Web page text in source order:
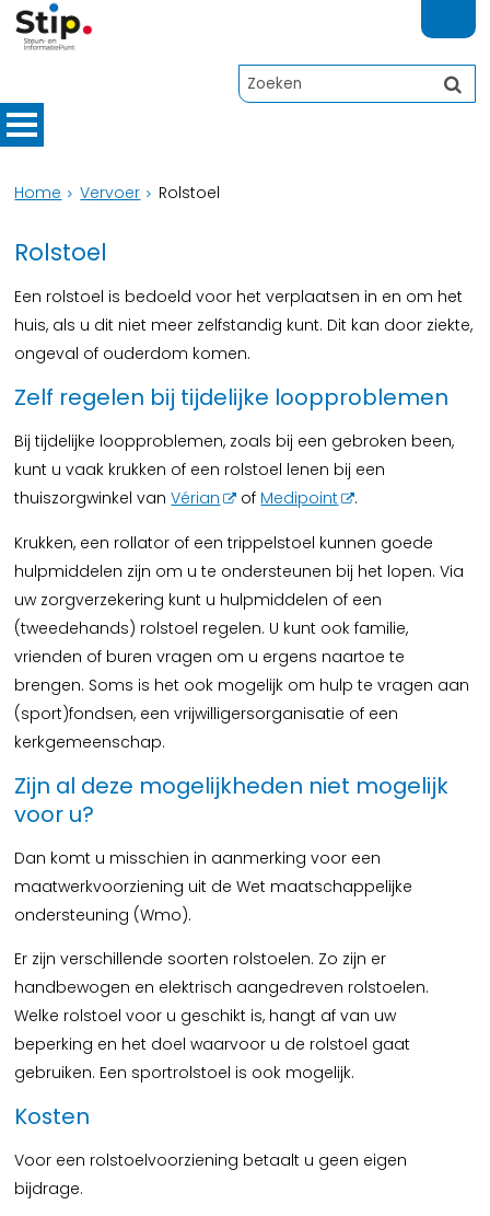
Home Vervoer Rolstoel
Rolstoel
Een rolstoel is bedoeld voor het verplaatsen in en om het
huis, als u dit niet meer zelfstandig kunt. Dit kan door ziekte,
ongeval of ouderdom komen.
Zelf regelen bij tijdelijke loopproblemen
Bij tijdelijke loopproblemen, zoals bij een gebroken been,
kunt u vaak krukken of een rolstoel lenen bij een
thuiszorgwinkel vanVérian of Medipoint .
Krukken, een rollator of een trippelstoel kunnen goede
hulpmiddelen zijn om u te ondersteunen bij het lopen. Via
uw zorgverzekering kunt u hulpmiddelen of een
(tweedehands) rolstoel regelen. U kunt ook familie,
vrienden of buren vragen om u ergens naartoe te
brengen. Soms is het ook mogelijk om hulp te vragen aan
(sport)fondsen, een vrijwilligersorganisatie of een
kerkgemeenschap.
Zijn al deze mogelijkheden niet mogelijk
voor u?
Dan komt u misschien in aanmerking voor een
maatwerkvoorziening uit de Wet maatschappelijke
ondersteuning (Wmo).
Er zijn verschillende soorten rolstoelen. Zo zijn er
handbewogen en elektrisch aangedreven rolstoelen.
Welke rolstoel voor u geschikt is, hangt af van uw
beperking en het doel waarvoor u de rolstoel gaat
gebruiken. Een sportrolstoel is ook mogelijk.
Kosten
Voor een rolstoelvoorziening betaalt u geen eigen
bijdrage.